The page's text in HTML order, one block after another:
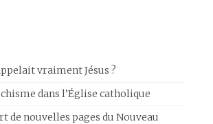
vraiment Jésus ?
dans l’Église catholique
de nouvelles pages du Nouveau